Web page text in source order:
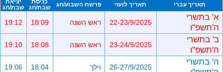
תאריך עברי תאריך לועזי פרשת השבוע/חג
כניסת
שבת/חג
יציאת
שבת/חג
א' בתשרי
ה'תשפ"ו
22-23/9/2025 ראש השנה 18:09
19:12
ב' בתשרי
ה'תשפ"ו
23-24/9/2025 ראש השנה 18:08
19:10
ה' בתשרי
26-27/9/2025 וילך 18:04
19:06